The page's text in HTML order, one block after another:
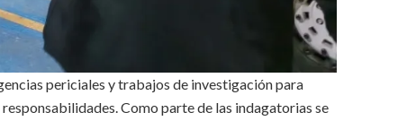
periciales y trabajos de investigación para
Como parte de las indagatorias se